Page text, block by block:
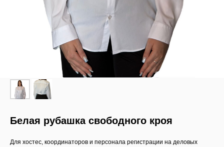
Белая рубашка свободного кроя
Для хостес, координаторов и персонала регистрации на деловых